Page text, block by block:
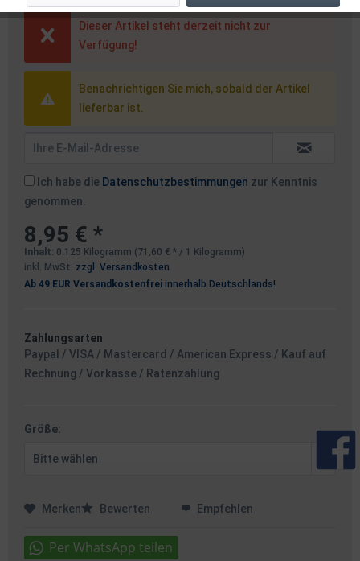
Dieser Artikel steht derzeit nicht zur
Verfügung!
Benachrichtigen Sie mich, sobald der Artikel
lieferbar ist.
Ich habe die Datenschutzbestimmungen zur Kenntnis
genommen.
8,95 € *
Inhalt: 0.125 Kilogramm (71,60 € * / 1 Kilogramm)
inkl. MwSt. zzgl. Versandkosten
Ab 49 EUR Versandkostenfrei innerhalb Deutschlands!
Zahlungsarten
Paypal / VISA / Mastercard / American Express / Kauf auf
Rechnung / Vorkasse / Ratenzahlung
Größe:
Merken Bewerten Empfehlen